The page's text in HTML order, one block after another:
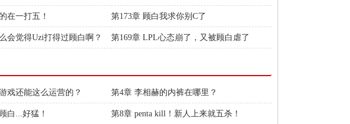
在一打五！ 第173章 顾白我求你别C了
会觉得Uzi打得过顾白啊？ 第169章 LPL心态崩了，又被顾白虐了
戏还能这么运营的？ 第4章 李相赫的内裤在哪里？
白...好猛！ 第8章 penta kill！新人上来就五杀！